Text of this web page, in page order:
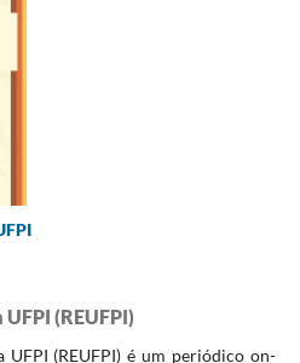
(REUFPI)
UFPI (REUFPI) é um periódico on-